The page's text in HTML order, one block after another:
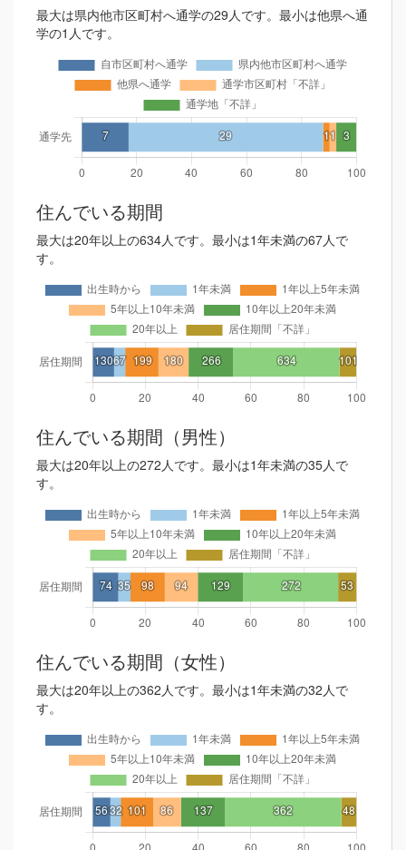
最大は県内他市区町村へ通学の29人です。最小は他県へ通
学の1人です。
住んでいる期間
最大は20年以上の634人です。最小は1年未満の67人で
す。
住んでいる期間（男性）
最大は20年以上の272人です。最小は1年未満の35人で
す。
住んでいる期間（女性）
最大は20年以上の362人です。最小は1年未満の32人で
す。